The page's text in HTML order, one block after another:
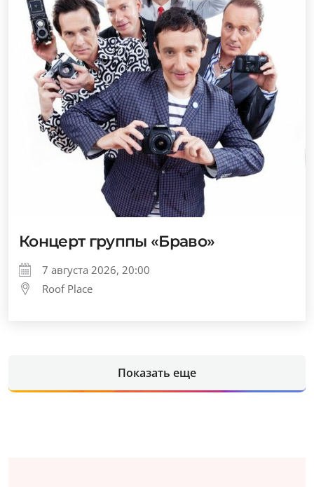
Концерт группы «Браво»
7 августа 2026, 20:00
Roof Place
Показать еще